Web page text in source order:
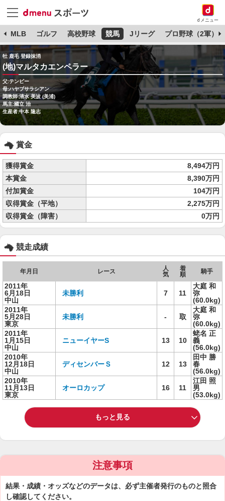
dメニュー
MLB ゴルフ 高校野球 競馬 Jリーグ プロ野球（2軍）
牡 鹿毛 登録抹消
(地)マルタカエンペラー
父:テンビー
母:ハヤブサラシアン
調教師:清水 美波 (美浦)
馬主:國立 治
生産者:中本 隆志
賞金
獲得賞金
8,494万円
本賞金
8,390万円
付加賞金
104万円
収得賞金（平地）
2,275万円
収得賞金（障害）
0万円
競走成績
年月日 レース
人
気
着
順
騎手
2011年
6月18日
中山
未勝利 7 11
大庭 和
弥
(60.0kg)
2011年
5月28日
東京
未勝利 - 取
大庭 和
弥
(60.0kg)
2011年
1月15日
中山
ニューイヤーS 13 10
蛯名 正
義
(56.0kg)
2010年
12月18日
中山
ディセンバーＳ 12 13
田中 勝
春
(56.0kg)
2010年
11月13日
東京
オーロカップ 16 11
江田 照
男
(53.0kg)
もっと見る
注意事項
結果・成績・オッズなどのデータは、必ず主催者発行のものと照合
し確認してください。